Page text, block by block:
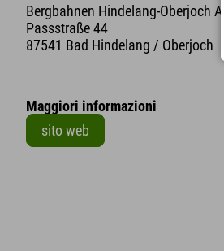
Bergbahnen Hindelang-Oberjoch AG
Passstraße 44
87541 Bad Hindelang / Oberjoch
Maggiori informazioni
sito web